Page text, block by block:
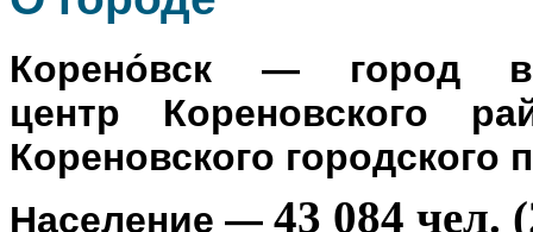
Корено́вск — город в
центр Кореновского
Кореновского городского
Население — 43 084 чел.